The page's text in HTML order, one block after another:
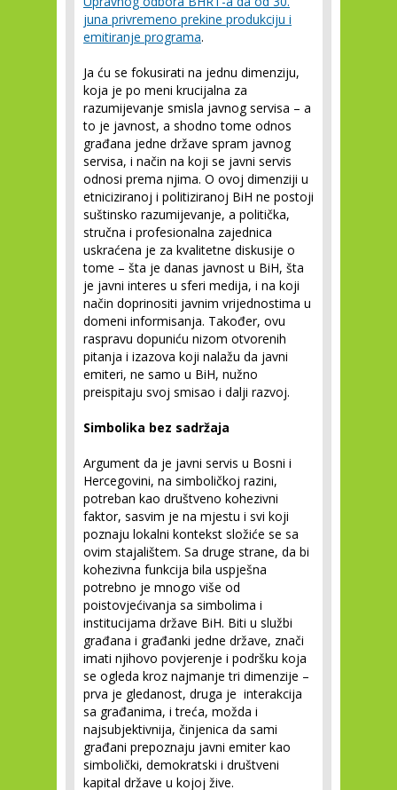
juna privremeno prekine produkciju i
emitiranje programa.
Ja ću se fokusirati na jednu dimenziju,
koja je po meni krucijalna za
razumijevanje smisla javnog servisa – a
to je javnost, a shodno tome odnos
građana jedne države spram javnog
servisa, i način na koji se javni servis
odnosi prema njima. O ovoj dimenziji u
etniciziranoj i politiziranoj BiH ne postoji
suštinsko razumijevanje, a politička,
stručna i profesionalna zajednica
uskraćena je za kvalitetne diskusije o
tome – šta je danas javnost u BiH, šta
je javni interes u sferi medija, i na koji
način doprinositi javnim vrijednostima u
domeni informisanja. Također, ovu
raspravu dopuniću nizom otvorenih
pitanja i izazova koji nalažu da javni
emiteri, ne samo u BiH, nužno
preispitaju svoj smisao i dalji razvoj.
Simbolika bez sadržaja
Argument da je javni servis u Bosni i
Hercegovini, na simboličkoj razini,
potreban kao društveno kohezivni
faktor, sasvim je na mjestu i svi koji
poznaju lokalni kontekst složiće se sa
ovim stajalištem. Sa druge strane, da bi
kohezivna funkcija bila uspješna
potrebno je mnogo više od
poistovjećivanja sa simbolima i
institucijama države BiH. Biti u službi
građana i građanki jedne države, znači
imati njihovo povjerenje i podršku koja
se ogleda kroz najmanje tri dimenzije –
prva je gledanost, druga je interakcija
sa građanima, i treća, možda i
najsubjektivnija, činjenica da sami
građani prepoznaju javni emiter kao
simbolički, demokratski i društveni
kapital države u kojoj žive.